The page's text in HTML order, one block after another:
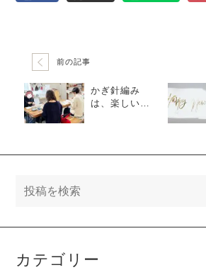
前の記事
かぎ針編み
は、楽しいか
カテゴリー